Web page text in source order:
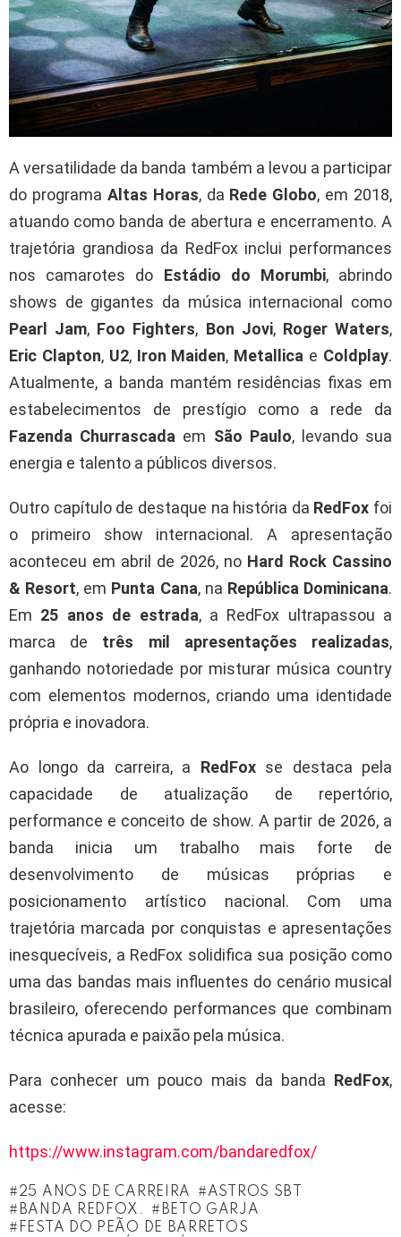
A versatilidade da banda também a levou a participar
do programa Altas Horas, da Rede Globo, em 2018,
atuando como banda de abertura e encerramento. A
trajetória grandiosa da RedFox inclui performances
nos camarotes do Estádio do Morumbi, abrindo
shows de gigantes da música internacional como
Pearl Jam, Foo Fighters, Bon Jovi, Roger Waters,
Eric Clapton, U2, Iron Maiden, Metallica e Coldplay.
Atualmente, a banda mantém residências fixas em
estabelecimentos de prestígio como a rede da
Fazenda Churrascada em São Paulo, levando sua
energia e talento a públicos diversos.
Outro capítulo de destaque na história da RedFox foi
o primeiro show internacional. A apresentação
aconteceu em abril de 2026, no Hard Rock Cassino
& Resort, em Punta Cana, na República Dominicana.
Em 25 anos de estrada, a RedFox ultrapassou a
marca de três mil apresentações realizadas,
ganhando notoriedade por misturar música country
com elementos modernos, criando uma identidade
própria e inovadora.
Ao longo da carreira, a RedFoxse destaca pela
capacidade de atualização de repertório,
performance e conceito de show. A partir de 2026, a
banda inicia um trabalho mais forte de
desenvolvimento de músicas próprias e
posicionamento artístico nacional. Com uma
trajetória marcada por conquistas e apresentações
inesquecíveis, a RedFox solidifica sua posição como
uma das bandas mais influentes do cenário musical
brasileiro, oferecendo performances que combinam
técnica apurada e paixão pela música.
Para conhecer um pouco mais da banda RedFox,
acesse:
https://www.instagram.com/bandaredfox/
25 ANOS DE CARREIRA
ASTROS SBT
BANDA REDFOX.
BETO GARJA
FESTA DO PEÃO DE BARRETOS